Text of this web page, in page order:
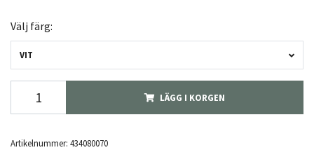
Välj färg:
VIT
LÄGG I KORGEN
Artikelnummer: 434080070